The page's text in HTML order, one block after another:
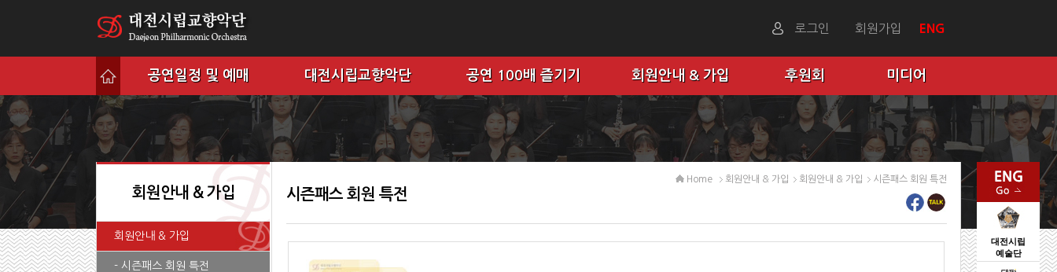
로그인 회원가입 ENG
대전시립
예술단
공연일정 및 예매 대전시립교향악단 공연 100배 즐기기 회원안내 & 가입 후원회 미디어
회원안내 & 가입
회원안내 & 가입
- 시즌패스 회원 특전
시즌패스 회원 특전
Home 회원안내 & 가입 회원안내 & 가입 시즌패스 회원 특전